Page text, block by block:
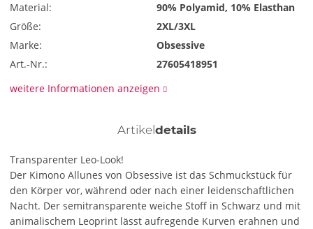
Material:
90% Polyamid, 10% Elasthan
Größe:
2XL/3XL
Marke:
Obsessive
Art.-Nr.:
27605418951
weitere Informationen anzeigen
Artikel details
Transparenter Leo-Look!
Der Kimono Allunes von Obsessive ist das Schmuckstück für
den Körper vor, während oder nach einer leidenschaftlichen
Nacht. Der semitransparente weiche Stoff in Schwarz und mit
animalischem Leoprint lässt aufregende Kurven erahnen und